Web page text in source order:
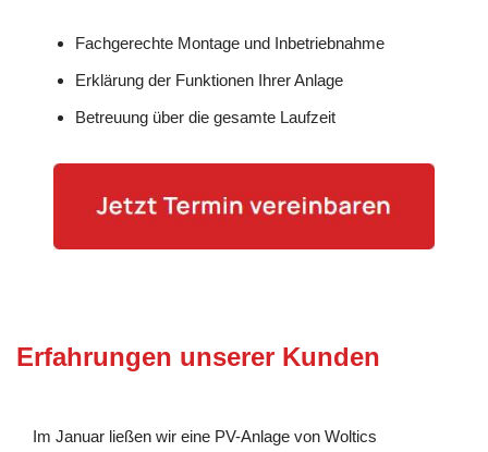
Fachgerechte Montage und Inbetriebnahme
Erklärung der Funktionen Ihrer Anlage
Betreuung über die gesamte Laufzeit
Erfahrungen unserer Kunden
Im Januar ließen wir eine PV-Anlage von Woltics